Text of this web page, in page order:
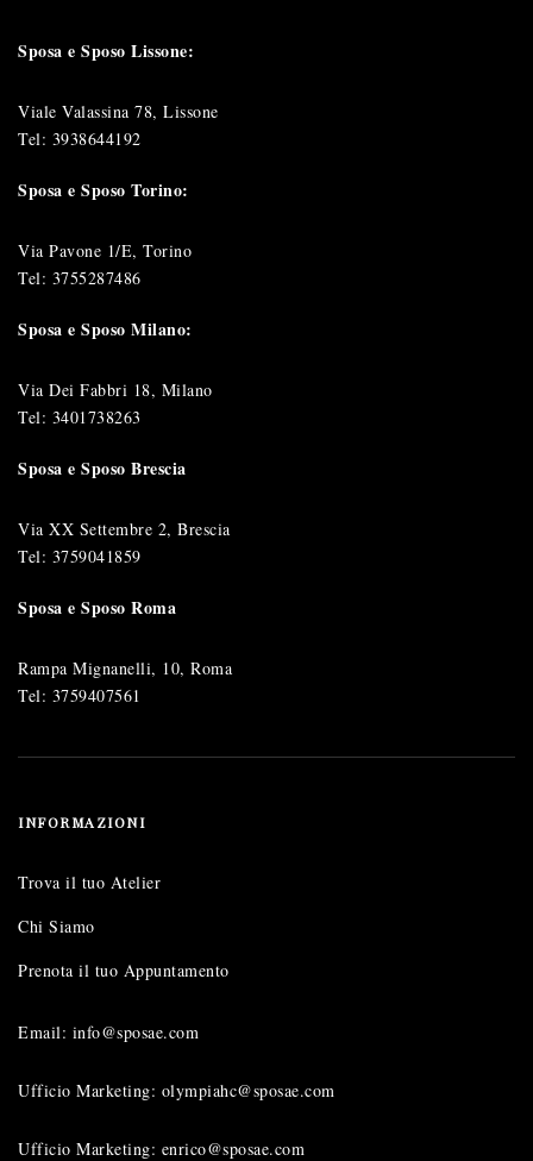
Sposa e Sposo Lissone:
Viale Valassina 78, Lissone
Tel: 3938644192
Sposa e Sposo Torino:
Via Pavone 1/E, Torino
Tel: 3755287486
Sposa e Sposo Milano:
Via Dei Fabbri 18, Milano
Tel: 3401738263
Sposa e Sposo Brescia
Via XX Settembre 2, Brescia
Tel: 3759041859
Sposa e Sposo Roma
Rampa Mignanelli, 10, Roma
Tel: 3759407561
INFORMAZIONI
Trova il tuo Atelier
Chi Siamo
Prenota il tuo Appuntamento
Email: info@sposae.com
Ufficio Marketing: olympiahc@sposae.com
Ufficio Marketing: enrico@sposae.com